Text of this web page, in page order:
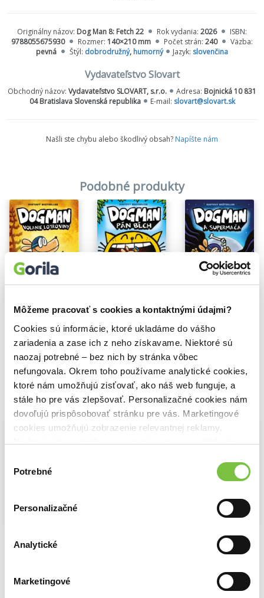
Môžeme pracovať s cookies a kontaktnými údajmi?
Cookies sú informácie, ktoré ukladáme do vášho
zariadenia a zase ich z neho získavame. Niektoré sú
naozaj potrebné – bez nich by stránka vôbec
nefungovala. Okrem toho používame analytické cookies,
ktoré nám umožňujú zisťovať, ako náš web funguje, a
stále ho pre vás zlepšovať. Personalizačné cookies nám
dovoľujú prispôsobovať stránku pre vás. Marketingové
cookies umožňujú zobrazenie relevantnej reklamy.
Niektoré údaje zdieľame aj s tretími stranami. Veľmi by
cookies.
súhlasu
Potrebné
Personalizačné
Analytické
Marketingové
Originálny názov: Dog Man 8: Fetch 22 Rok vydania: 2026
ISBN:
9788055675930
Rozmer: 140×210 mm Počet strán: 240
Väzba:
pevná
Štýl: dobrodružný, humorný Jazyk: slovenčina
Vydavateľstvo Slovart
Obchodný názov: Vydavateľstvo SLOVART, s.r.o. Adresa: Bojnická 10 831
04 Bratislava Slovenská republika
E-mail: slovart@slovart.sk
Našli ste chybu alebo škodlivý obsah? Napíšte nám
Podobné produkty
Dogman 6: Volanie lotroviny
Dav Pilkey
12,90€
Dogman 5: Pán bĺch
Dav Pilkey
11,81€
Dav Pilkey
12,80€
Vybrané pre teba
Dav Pilkey
SET Dogman
Dav Pilkey